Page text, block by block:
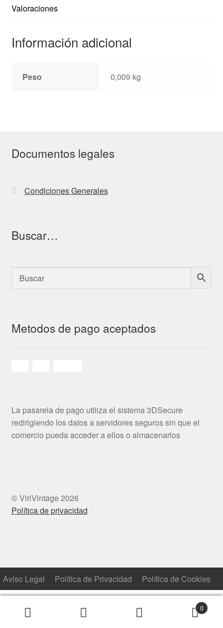
Valoraciones
Información adicional
Peso 0,009 kg
Documentos legales
Condiciones Generales
Buscar…
Metodos de pago aceptados
La pasarela de pago utiliza el sistema 3DSecure
redirigiendo los datos a servidores seguros sin que el
comercio pueda acceder a ellos o almacenarlos
© ViriVintage 2026
Política de privacidad
0
Aviso Legal Política de Privacidad Política de Cookies